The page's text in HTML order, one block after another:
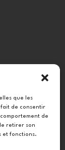
que les
de consentir
de
retirer son
et fonctions.